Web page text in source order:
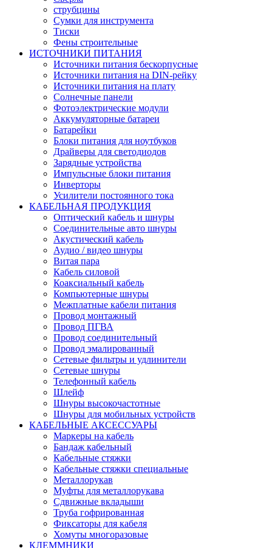
струбцины
Сумки для инструмента
Тиски
Фены строительные
ИСТОЧНИКИ ПИТАНИЯ
Источники питания бескорпусные
Источники питания на DIN-рейку
Источники питания на плату
Солнечные панели
Фотоэлектрические модули
Аккумуляторные батареи
Батарейки
Блоки питания для ноутбуков
Драйверы для светодиодов
Зарядные устройства
Импульсные блоки питания
Инверторы
Усилители постоянного тока
КАБЕЛЬНАЯ ПРОДУКЦИЯ
Оптический кабель и шнуры
Соединительные авто шнуры
Акустический кабель
Аудио / видео шнуры
Витая пара
Кабель силовой
Коаксиальный кабель
Компьютерные шнуры
Межплатные кабели питания
Провод монтажный
Провод ПГВА
Провод соединительный
Провод эмалированный
Сетевые фильтры и удлинители
Сетевые шнуры
Телефонный кабель
Шлейф
Шнуры высокочастотные
Шнуры для мобильных устройств
КАБЕЛЬНЫЕ АКСЕССУАРЫ
Маркеры на кабель
Бандаж кабельный
Кабельные стяжки
Кабельные стяжки специальные
Металлорукав
Муфты для металлорукава
Сдвижные вкладыши
Труба гофрированная
Фиксаторы для кабеля
Хомуты многоразовые
КЛЕММНИКИ